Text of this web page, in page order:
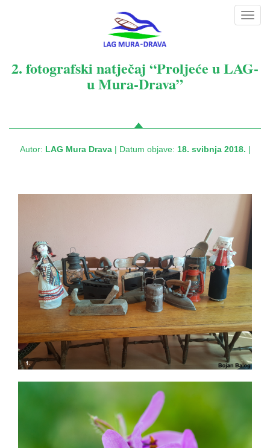
2. fotografski natječaj “Proljeće u LAG-
u Mura-Drava”
Autor: LAG Mura Drava| Datum objave: 18. svibnja 2018. |